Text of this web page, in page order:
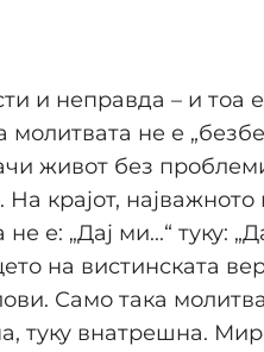
и неправда – и тоа
не е
живот без
крајот,
е: „Дај ми...“ туку:
на вистинската
Само така
туку внатрешна. Мир